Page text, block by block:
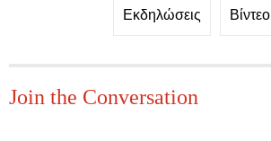
Εκδηλώσεις Βίντεο
Join the Conversation